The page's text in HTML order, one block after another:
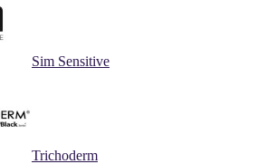
Sim Sensitive
Trichoderm